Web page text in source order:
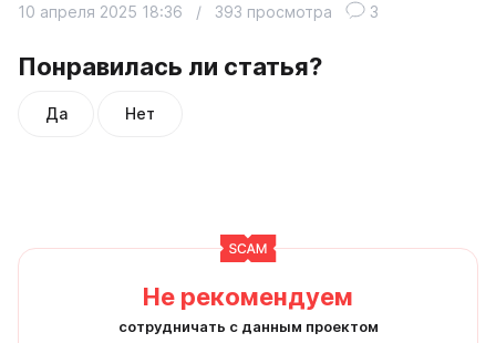
Понравилась ли статья?
Да Нет
10 апреля 2025 18:36 / 393 просмотра 3
Не рекомендуем
сотрудничать с данным проектом